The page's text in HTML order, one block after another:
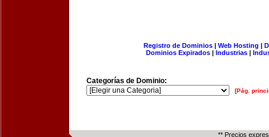
Registro de Dominios| Web Hosting |
Dominios Expirados | Industrias |
Categorías de Dominio:
[Pág.
** Precios